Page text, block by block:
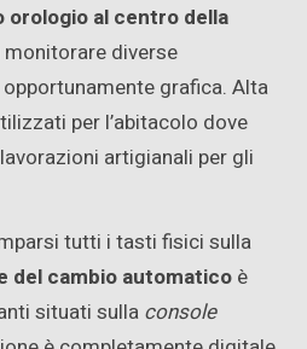
orologio al centro della
diverse
grafica. Alta
per l’abitacolo dove
artigianali per gli
tutti i tasti fisici sulla
del cambio automatico è
situati sulla console